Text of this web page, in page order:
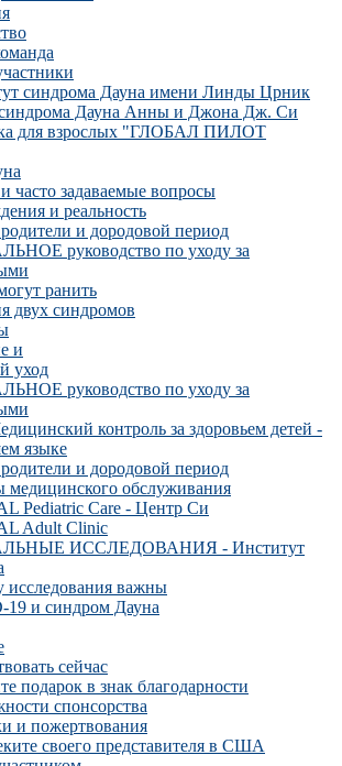
синдрома Дауна имени Линды Црник
Дауна Анны и Джона Дж. Си
для взрослых "ГЛОБАЛ ПИЛОТ
часто задаваемые вопросы
и реальность
и дородовой период
руководство по уходу за
ранить
двух синдромов
и
уход
руководство по уходу за
контроль за здоровьем детей -
языке
и дородовой период
медицинского обслуживания
Pediatric Care - Центр Си
Adult Clinic
ИССЛЕДОВАНИЯ - Институт
исследования важны
19 и синдром Дауна
сейчас
подарок в знак благодарности
спонсорства
и пожертвования
своего представителя в США